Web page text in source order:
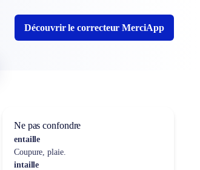
Découvrir le correcteur MerciApp
Ne pas confondre
entaille
Coupure, plaie.
intaille